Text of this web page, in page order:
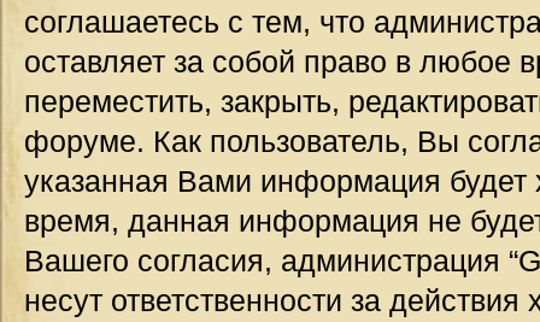
соглашаетесь с тем, что
оставляет за собой право в любое
переместить, закрыть,
форуме. Как пользователь, Вы
указанная Вами информация будет
время, данная информация не
Вашего согласия, администрация
несут ответственности за